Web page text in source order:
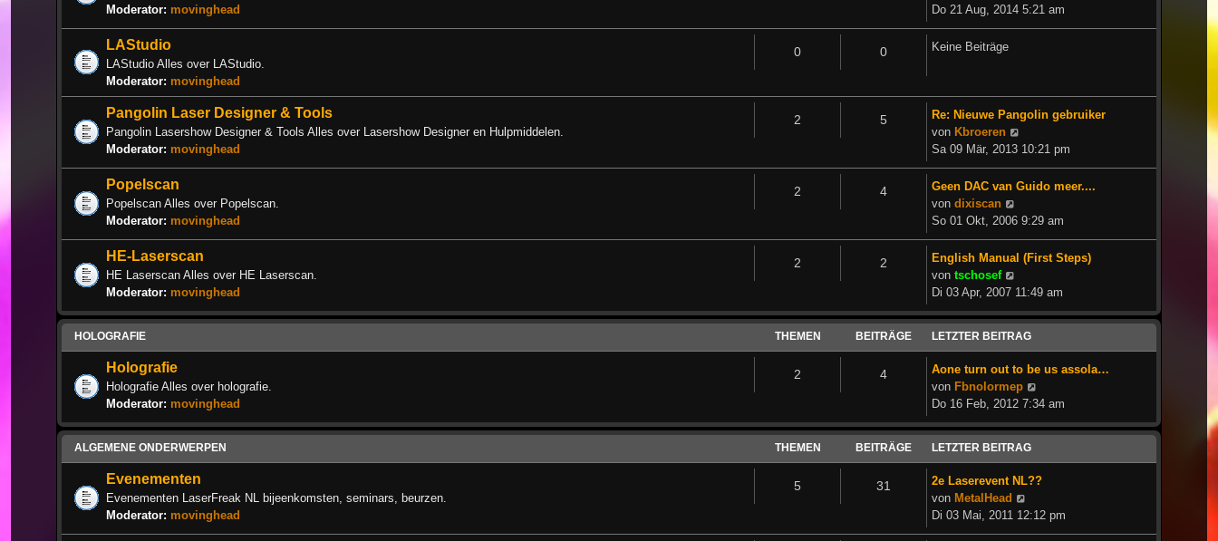
Moderator: movinghead
Beitrag
Do 21 Aug, 2014 5:21 am
LAStudio
LAStudio Alles over LAStudio.
Moderator: movinghead
0 0 Keine Beiträge
Pangolin Laser Designer & Tools
Pangolin Lasershow Designer & Tools Alles over Lasershow Designer en Hulpmiddelen.
Moderator: movinghead
2 5
Re: Nieuwe Pangolin gebruiker
von Kbroeren
Beitrag
Sa 09 Mär, 2013 10:21 pm
Popelscan
Popelscan Alles over Popelscan.
Moderator: movinghead
2 4
Geen DAC van Guido meer....
von dixiscan
Beitrag
So 01 Okt, 2006 9:29 am
HE-Laserscan
HE Laserscan Alles over HE Laserscan.
Moderator: movinghead
2 2
English Manual (First Steps)
von tschosef
Beitrag
Di 03 Apr, 2007 11:49 am
HOLOGRAFIE THEMEN BEITRÄGE LETZTER BEITRAG
Holografie
Holografie Alles over holografie.
Moderator: movinghead
2 4
Aone turn out to be us assola…
von Fbnolormep
Beitrag
Do 16 Feb, 2012 7:34 am
ALGEMENE ONDERWERPEN THEMEN BEITRÄGE LETZTER BEITRAG
Evenementen
Evenementen LaserFreak NL bijeenkomsten, seminars, beurzen.
Moderator: movinghead
5 31
2e Laserevent NL??
von MetalHead
Beitrag
Di 03 Mai, 2011 12:12 pm